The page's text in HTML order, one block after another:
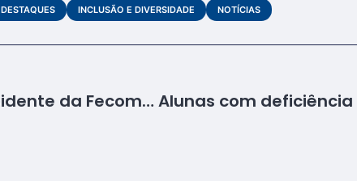
DESTAQUES INCLUSÃO E DIVERSIDADE NOTÍCIAS
Senac homenageia Presidente da Fecomércio por seu primeiro ano de gestão